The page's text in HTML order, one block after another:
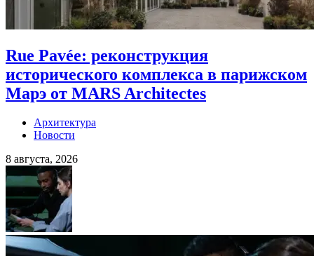
Rue Pavée: реконструкция
исторического комплекса в парижском
Марэ от MARS Architectes
Архитектура
Новости
8 августа, 2026